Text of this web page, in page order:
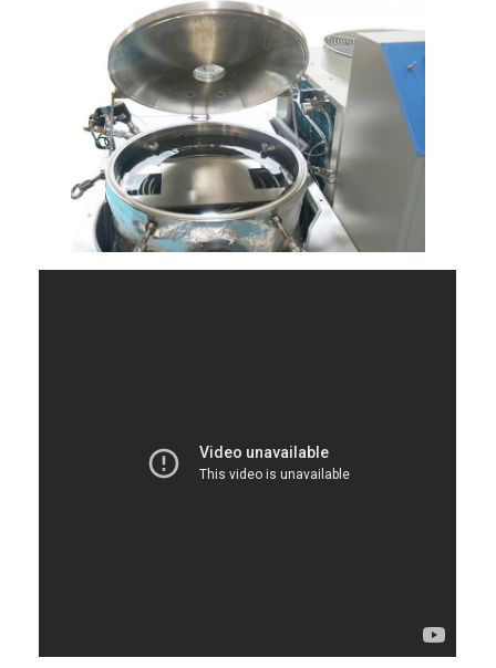
ভিডিও
আমাদের সম্বন্ধে